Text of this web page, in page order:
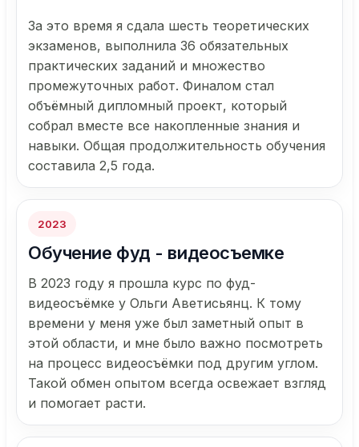
За это время я сдала шесть теоретических
экзаменов, выполнила 36 обязательных
практических заданий и множество
промежуточных работ. Финалом стал
объёмный дипломный проект, который
собрал вместе все накопленные знания и
навыки. Общая продолжительность обучения
составила 2,5 года.
2023
Обучение фуд - видеосъемке
В 2023 году я прошла курс по фуд-
видеосъёмке у Ольги Аветисьянц. К тому
времени у меня уже был заметный опыт в
этой области, и мне было важно посмотреть
на процесс видеосъёмки под другим углом.
Такой обмен опытом всегда освежает взгляд
и помогает расти.